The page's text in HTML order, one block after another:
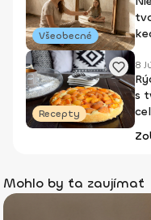
Všeobecné
Recepty
8
s
Mohlo by ťa zaujímať